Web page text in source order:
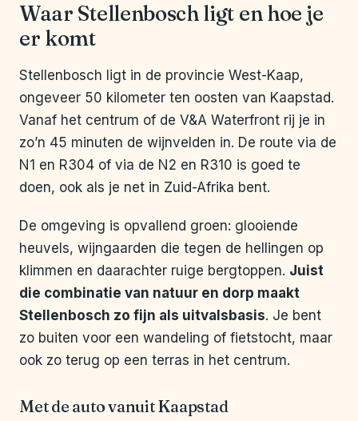
Waar Stellenbosch ligt en hoe je
er komt
Stellenbosch ligt in de provincie West-Kaap,
ongeveer 50 kilometer ten oosten van Kaapstad.
Vanaf het centrum of de V&A Waterfront rij je in
zo’n 45 minuten de wijnvelden in. De route via de
N1 en R304 of via de N2 en R310 is goed te
doen, ook als je net in Zuid-Afrika bent.
De omgeving is opvallend groen: glooiende
heuvels, wijngaarden die tegen de hellingen op
klimmen en daarachter ruige bergtoppen. Juist
die combinatie van natuur en dorp maakt
Stellenbosch zo fijn als uitvalsbasis. Je bent
zo buiten voor een wandeling of fietstocht, maar
ook zo terug op een terras in het centrum.
Met de auto vanuit Kaapstad